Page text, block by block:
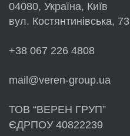
04080, Україна, Київ
вул. Костянтинівська, 73
+38 067 226 4808
mail@veren-group.ua
ТОВ “ВЕРЕН ГРУП”
ЄДРПОУ 40822239